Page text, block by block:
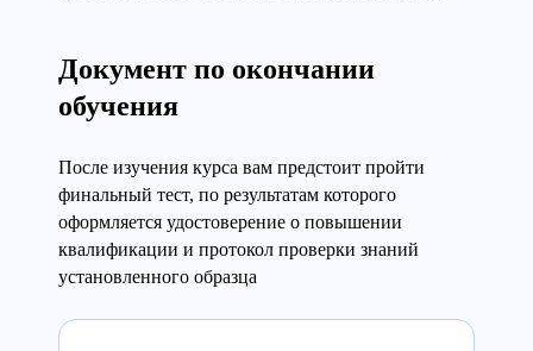
Документ по окончании
обучения
После изучения курса вам предстоит пройти
финальный тест, по результатам которого
оформляется удостоверение о повышении
квалификации и протокол проверки знаний
установленного образца